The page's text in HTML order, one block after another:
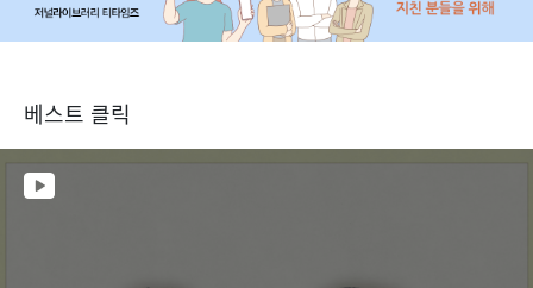
베스트 클릭